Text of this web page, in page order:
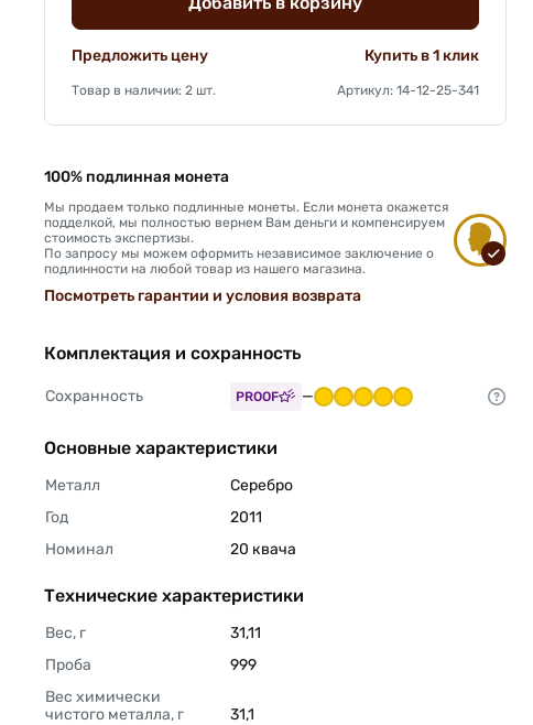
Предложить цену Купить в 1 клик
Товар в наличии: 2 шт. Артикул: 14-12-25-341
100% подлинная монета
Мы продаем только подлинные монеты. Если монета окажется
подделкой, мы полностью вернем Вам деньги и компенсируем
стоимость экспертизы.
По запросу мы можем оформить независимое заключение о
подлинности на любой товар из нашего магазина.
Посмотреть гарантии и условия возврата
Комплектация и сохранность
Сохранность PROOF —
Основные характеристики
Металл
Серебро
Год
2011
Номинал
20 квача
Технические характеристики
Вес, г
31,11
Проба
999
Вес химически
чистого металла, г
31,1